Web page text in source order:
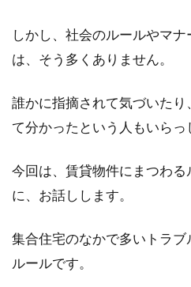
仲介手数
支払った
アパート経営
支払いを...
アパート
しかし、社会のルールやマ
は、そう多くありません。
誰かに指摘されて気づいた
て分かったという人もいらっ
今回は、賃貸物件にまつわ
に、お話しします。
集合住宅のなかで多いトラ
ルールです。